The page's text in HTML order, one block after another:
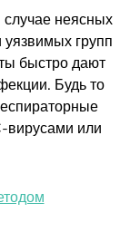
неясных
групп
быстро дают
Будь то
или